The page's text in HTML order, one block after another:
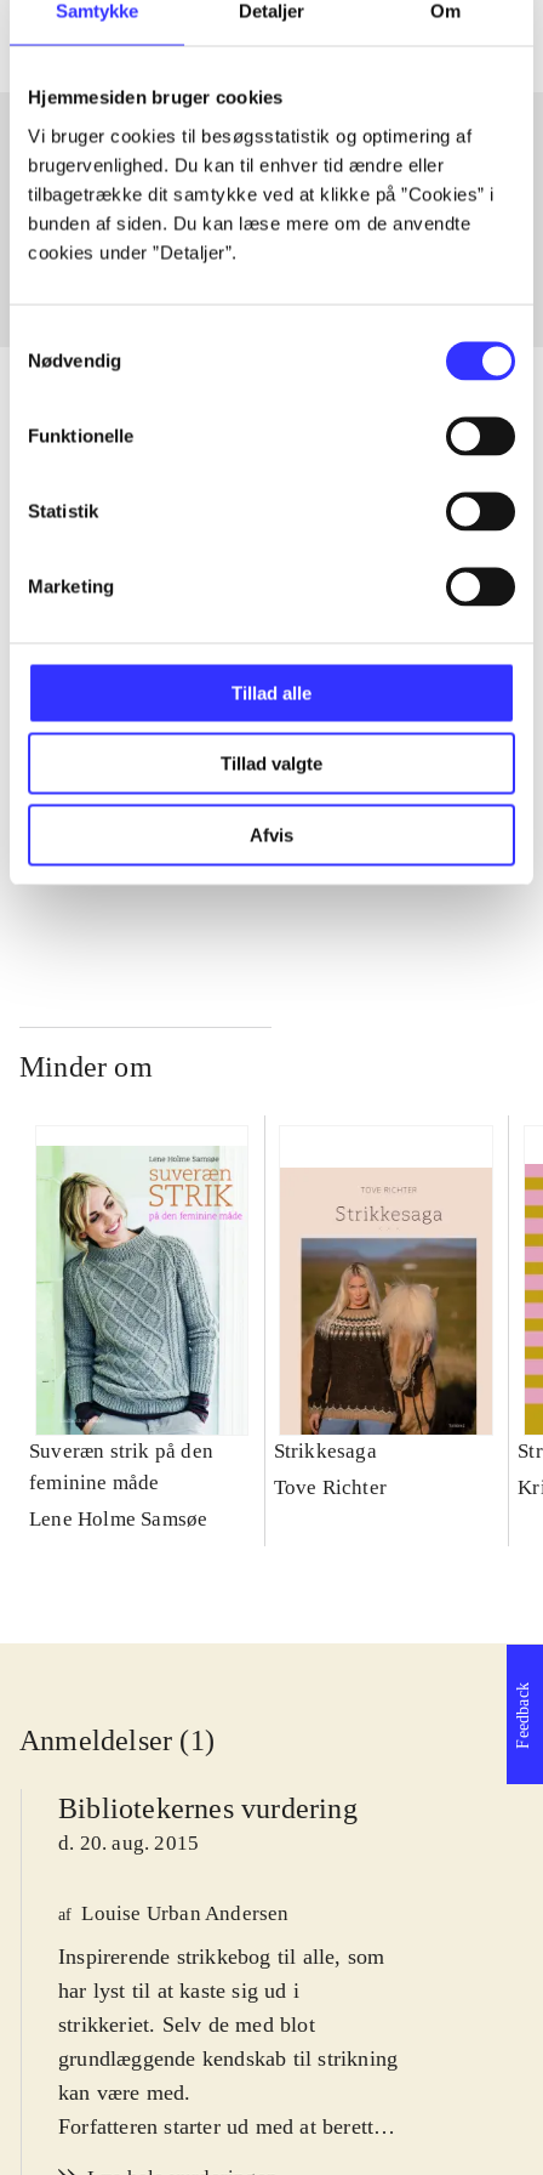
Samtykke Detaljer Om
Hjemmesiden bruger cookies
Vi bruger cookies til besøgsstatistik og optimering af
brugervenlighed. Du kan til enhver tid ændre eller
tilbagetrække dit samtykke ved at klikke på ”Cookies” i
bunden af siden. Du kan læse mere om de anvendte
cookies under ”Detaljer”.
Nødvendig
Funktionelle
Statistik
Marketing
Tillad alle
Tillad valgte
Afvis
Artikler med samme emner
Fra
Alle registrerede artikler fordelt på udgivelser
...
...
...
Minder om
Suveræn strik på den
feminine måde
Lene Holme Samsøe
Strikkesaga
Tove Richter
Anmeldelser (1)
Bibliotekernes vurdering
d. 20. aug. 2015
af Louise Urban Andersen
Inspirerende strikkebog til alle, som
har lyst til at kaste sig ud i
strikkeriet. Selv de med blot
grundlæggende kendskab til strikning
kan være med.
Forfatteren starter ud med at berette
Feedback